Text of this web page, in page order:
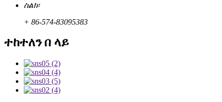
ስልክ፡
+ 86-574-83095383
ተከተለን በ ላይ